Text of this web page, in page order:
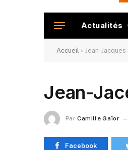
Actualités
Accueil » Jean-
Jean-
Par Camille Gaïor
Facebook